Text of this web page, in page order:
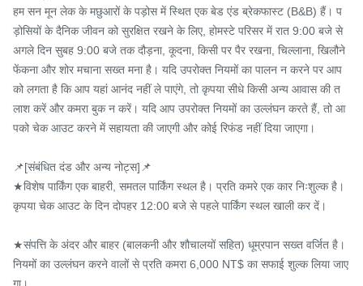
हम सन मून लेक के मछुआरों के पड़ोस में स्थित एक बेड एंड ब्रेकफास्ट (B&B) हैं। प
ड़ोसियों के दैनिक जीवन को सुरक्षित रखने के लिए, होमस्टे परिसर में रात 9:00 बजे से
अगले दिन सुबह 9:00 बजे तक दौड़ना, कूदना, किसी पर पैर रखना, चिल्लाना, खिलौने
फेंकना और शोर मचाना सख्त मना है। यदि उपरोक्त नियमों का पालन न करने पर आप
को लगता है कि आप यहां आनंद नहीं ले पाएंगे, तो कृपया सीधे किसी अन्य आवास की त
लाश करें और कमरा बुक न करें। यदि आप उपरोक्त नियमों का उल्लंघन करते हैं, तो आ
पको चेक आउट करने में सहायता की जाएगी और कोई रिफंड नहीं दिया जाएगा।
📌[संबंधित दंड और अन्य नोट्स]📌
★विशेष पार्किंग एक बाहरी, समतल पार्किंग स्थल है। प्रति कमरे एक कार निःशुल्क है।
कृपया चेक आउट के दिन दोपहर 12:00 बजे से पहले पार्किंग स्थल खाली कर दें।
★संपत्ति के अंदर और बाहर (बालकनी और शौचालयों सहित) धूम्रपान सख्त वर्जित है।
नियमों का उल्लंघन करने वालों से प्रति कमरा 6,000 NT$ का सफाई शुल्क लिया जाए